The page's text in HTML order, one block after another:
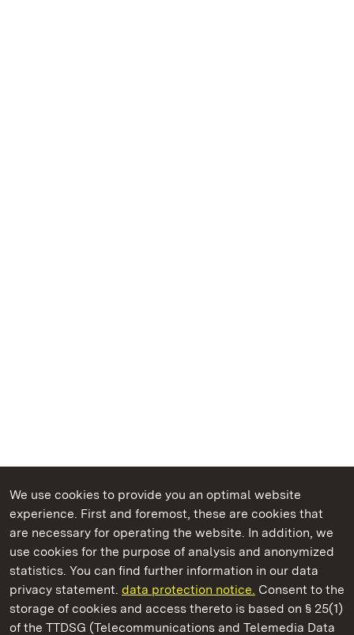
We use cookies to provide you an optimal website
experience. First and foremost, these are cookies that
are necessary for operating the website. In addition, we
use cookies for the purpose of analysis and anonymized
statistics. You can find further information in our data
privacy statement. data protection notice. Consent to the
storage of cookies and access thereto is based on § 25(1)
of the TTDSG (Telecommunications and Telemedia Data
State Palaces and Gardens of Baden-Wuerttemberg